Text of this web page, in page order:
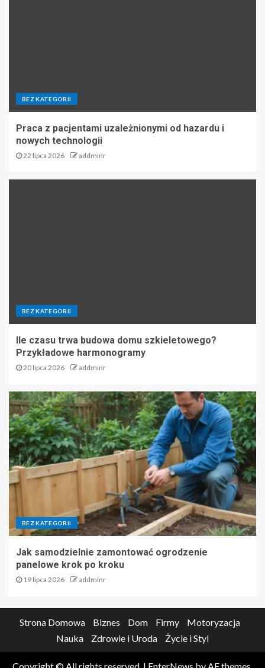
BEZ KATEGORII
Praca z pacjentami uzależnionymi od hazardu i
nowych technologii
22 lipca 2026 addminr
BEZ KATEGORII
Ile czasu trwa budowa domu szkieletowego?
Przykładowe harmonogramy
20 lipca 2026 addminr
BEZ KATEGORII
Jak samodzielnie zamontować ogrodzenie
panelowe krok po kroku
19 lipca 2026 addminr
Strona Domowa Biznes Dom Firmy
Motoryzacja
Nauka
Zdrowie i Uroda Życie i Styl